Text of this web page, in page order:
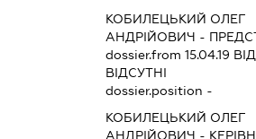
КОБИЛЕЦЬКИЙ ОЛЕГ
АНДРІЙОВИЧ -
dossier.from 15.04.19
ВІДСУТНІ
dossier.position -
КОБИЛЕЦЬКИЙ ОЛЕГ
АНДРІЙОВИЧ -